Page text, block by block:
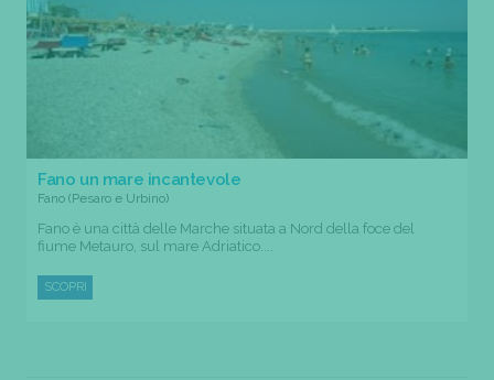
Fano un mare incantevole
Fano (Pesaro e Urbino)
Fano è una città delle Marche situata a Nord della foce del
fiume Metauro, sul mare Adriatico....
SCOPRI